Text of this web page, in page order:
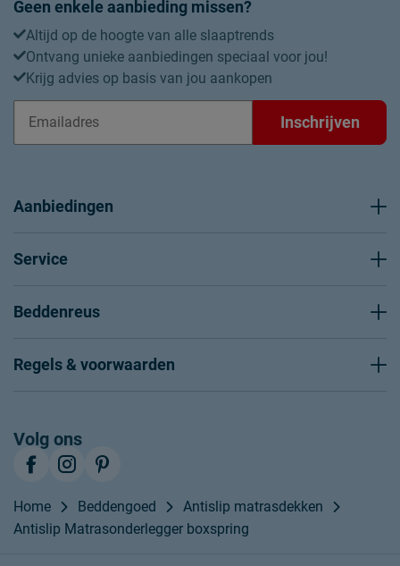
Geen enkele aanbieding missen?
Altijd op de hoogte van alle slaaptrends
Ontvang unieke aanbiedingen speciaal voor jou!
Krijg advies op basis van jou aankopen
Inschrijven
Aanbiedingen
Service
Beddenreus
Regels & voorwaarden
Volg ons
Home Beddengoed
Antislip matrasdekken
Antislip Matrasonderlegger boxspring